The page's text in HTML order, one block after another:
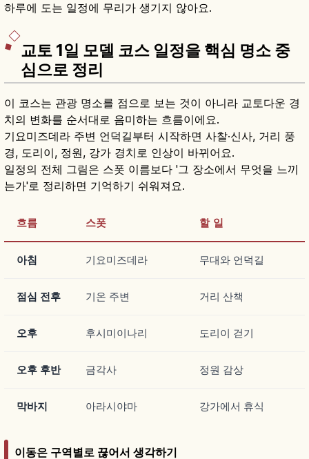
하루에 도는 일정에 무리가 생기지 않아요.
교토 1일 모델 코스 일정을 핵심 명소 중
심으로 정리
이 코스는 관광 명소를 점으로 보는 것이 아니라 교토다운 경
치의 변화를 순서대로 음미하는 흐름이에요.
기요미즈데라 주변 언덕길부터 시작하면 사찰·신사, 거리 풍
경, 도리이, 정원, 강가 경치로 인상이 바뀌어요.
일정의 전체 그림은 스폿 이름보다 '그 장소에서 무엇을 느끼
는가'로 정리하면 기억하기 쉬워져요.
흐름 스폿 할 일
아침 기요미즈데라 무대와 언덕길
점심 전후 기온 주변 거리 산책
오후 후시미이나리 도리이 걷기
오후 후반 금각사 정원 감상
막바지 아라시야마 강가에서 휴식
이동은 구역별로 끊어서 생각하기